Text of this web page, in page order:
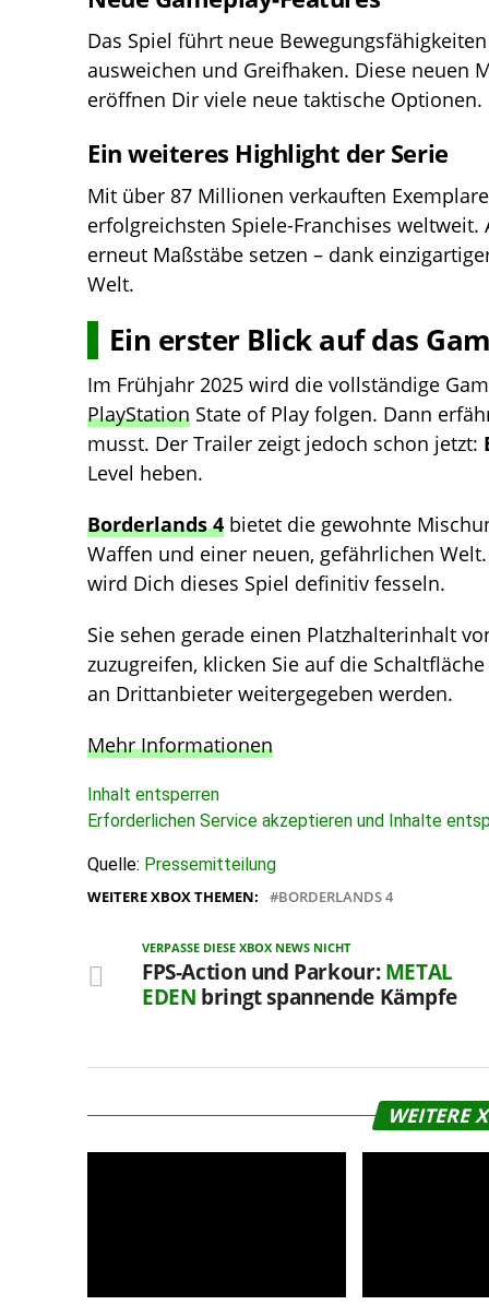
Das Spiel führt neue
ausweichen und Greifhaken. Diese neuen
eröffnen Dir viele neue taktische Optionen.
Ein weiteres Highlight der Serie
Mit über 87 Millionen verkauften
erfolgreichsten Spiele-Franchises
erneut Maßstäbe setzen – dank
Welt.
Ein erster Blick auf das
Im Frühjahr 2025 wird die vollständige
PlayStation State of Play folgen. Dann
musst. Der Trailer zeigt jedoch schon jetzt:
Level heben.
Borderlands 4 bietet die gewohnte
Waffen und einer neuen, gefährlichen
wird Dich dieses Spiel definitiv fesseln.
Sie sehen gerade einen Platzhalterinhalt
zuzugreifen, klicken Sie auf die
an Drittanbieter weitergegeben werden.
Mehr Informationen
Inhalt entsperren
Erforderlichen Service akzeptieren und Inhalte
Quelle: Pressemitteilung
WEITERE XBOX THEMEN: BORDERLANDS 4
VERPASSE DIESE XBOX NEWS NICHT
FPS-Action und Parkour:METAL
EDEN bringt spannende Kämpfe
WEITERE